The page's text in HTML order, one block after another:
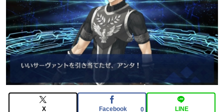
ェンジしないなら最適クリサポーター
【FGO】絆16のメリットが全然出てこないけど、普通に
石がハチャメチャに貰えるとかそんな感じ？
【FGO】中国語版10周年を記念した「OVER THE
SAME SKY all over the world」。武内崇さん描き下ろ
【FGO】リリス Fate/GrandOrderのイラスト紹介3987
X Facebook 0 LINE